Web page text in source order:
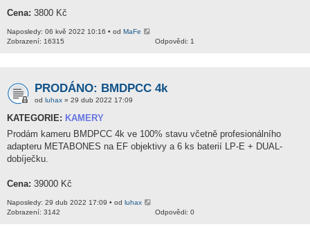
Cena: 3800 Kč
Naposledy: 06 kvě 2022 10:16 • od MaFe
Odpovědi: 1
Zobrazení: 16315
PRODÁNO: BMDPCC 4k
od luhax » 29 dub 2022 17:09
KATEGORIE: KAMERY
Prodám kameru BMDPCC 4k ve 100% stavu včetně profesionálního
adapteru METABONES na EF objektivy a 6 ks baterií LP-E + DUAL-
dobíječku.
Cena: 39000 Kč
Naposledy: 29 dub 2022 17:09 • od luhax
Odpovědi: 0
Zobrazení: 3142